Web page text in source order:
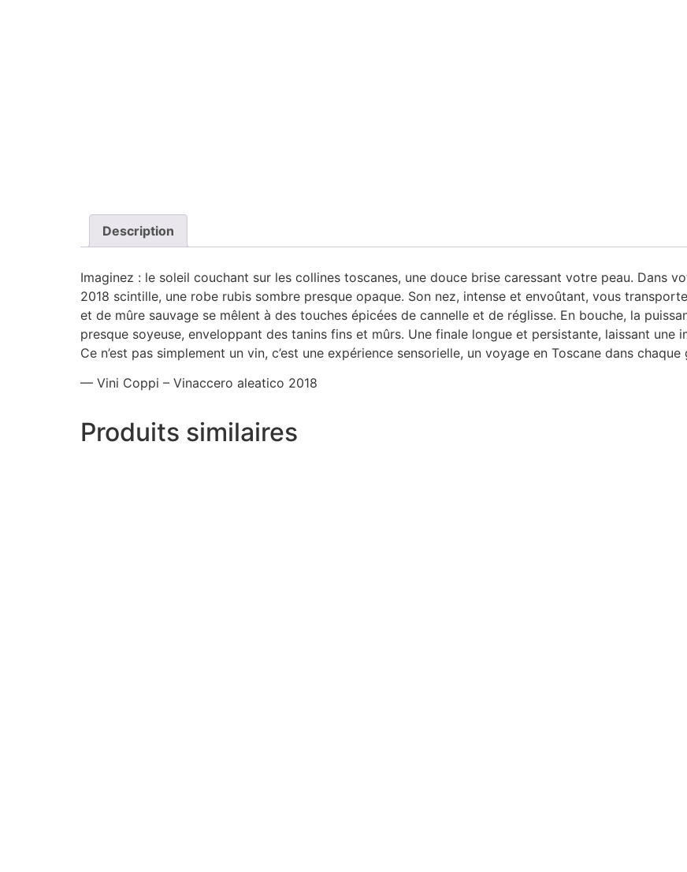
Description
Imaginez : le soleil couchant sur les collines toscanes, une douce brise caressant votre peau. Dans
2018 scintille, une robe rubis sombre presque opaque. Son nez, intense et envoûtant, vous
et de mûre sauvage se mêlent à des touches épicées de cannelle et de réglisse. En bouche, la
presque soyeuse, enveloppant des tanins fins et mûrs. Une finale longue et persistante, laissant une
Ce n’est pas simplement un vin, c’est une expérience sensorielle, un voyage en Toscane dans chaque
— Vini Coppi – Vinaccero aleatico 2018
Produits similaires